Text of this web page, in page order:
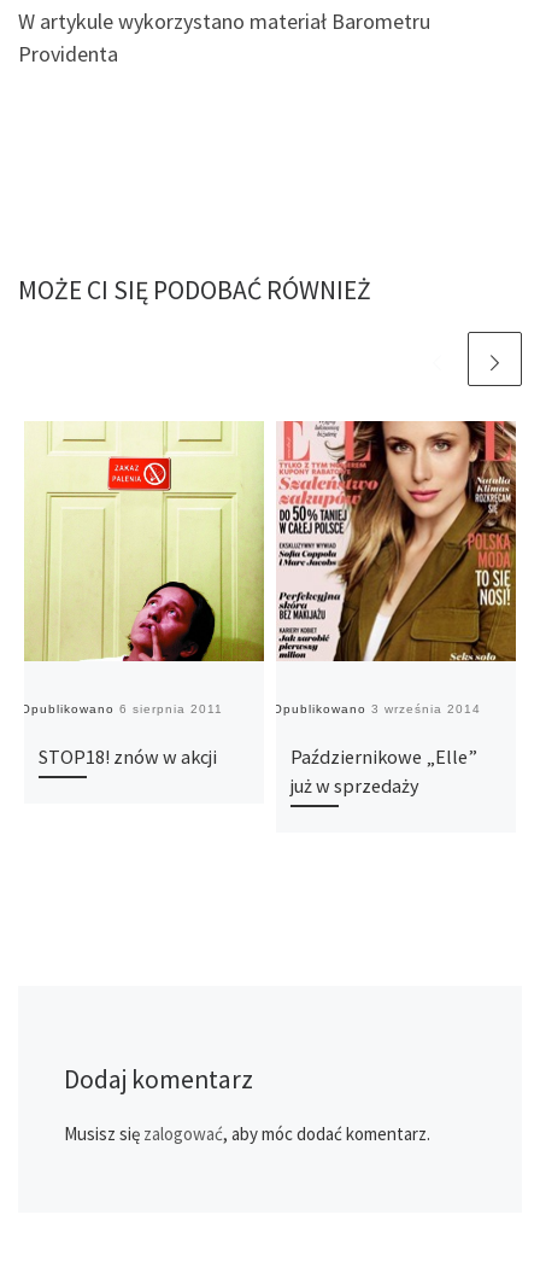
W artykule wykorzystano materiał Barometru
Providenta
MOŻE CI SIĘ PODOBAĆ RÓWNIEŻ
Opublikowano 6 sierpnia 2011
STOP18! znów w akcji
Opublikowano 3 września 2014
Październikowe „Elle”
już w sprzedaży
Dodaj komentarz
Musisz się zalogować, aby móc dodać komentarz.